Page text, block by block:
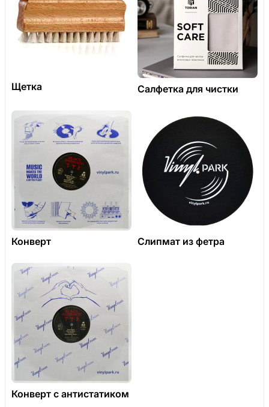
Щетка Салфетка для чистки
Конверт Слипмат из фетра
Конверт с антистатиком